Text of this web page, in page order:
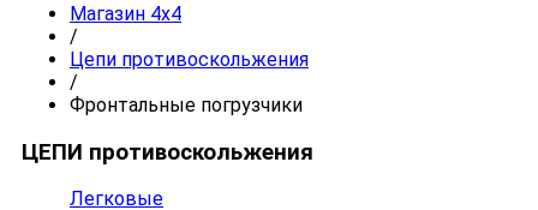
Магазин 4x4
/
Цепи противоскольжения
/
Фронтальные погрузчики
ЦЕПИ противоскольжения
Легковые